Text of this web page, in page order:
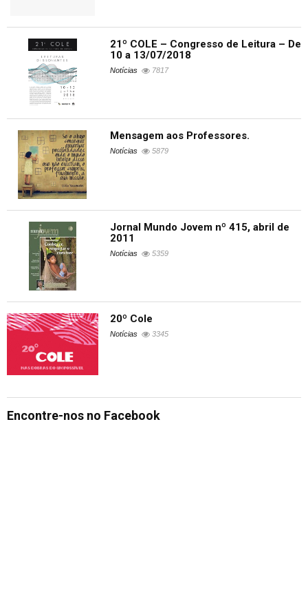
21º COLE – Congresso de Leitura – De
10 a 13/07/2018
Notícias 7817
Mensagem aos Professores.
Notícias 5879
Jornal Mundo Jovem nº 415, abril de
2011
Notícias 5359
20º Cole
Notícias 3345
Encontre-nos no Facebook